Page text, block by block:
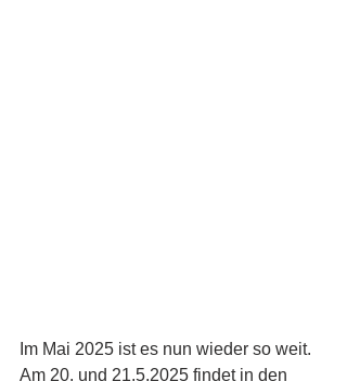
Im Mai 2025 ist es nun wieder so weit.
Am 20. und 21.5.2025 findet in den